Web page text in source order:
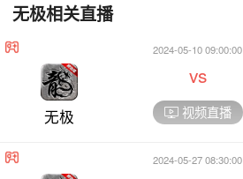
无极相关直播
无极
2024-05-10 09:00:00
vs
视频直播
2024-05-27 08:30:00